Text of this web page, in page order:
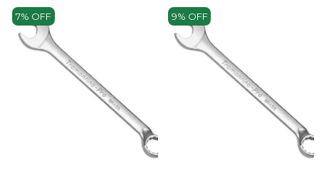
7% OFF 9% OFF